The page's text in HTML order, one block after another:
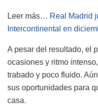
Leer más… Real Madrid
Intercontinental en
A pesar del resultado, el
ocasiones y ritmo
trabado y poco fluido.
sus oportunidades para
casa.